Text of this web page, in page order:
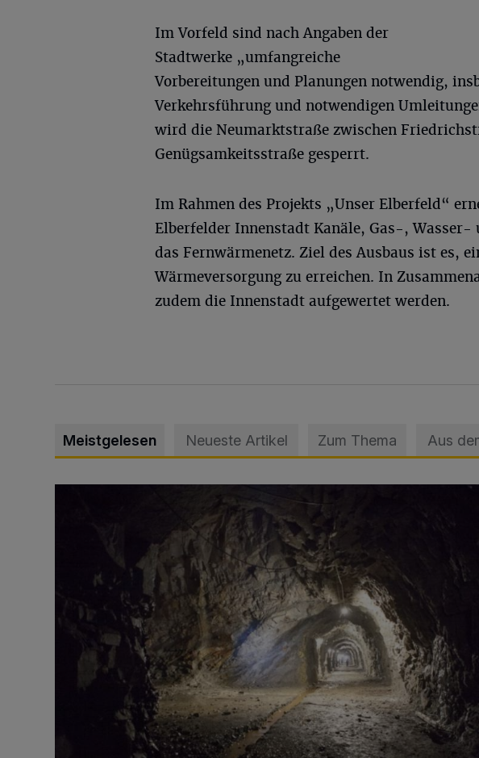
Im Vorfeld sind nach Angaben der
Stadtwerke „umfangreiche
Vorbereitungen und Planungen notwendig,
Verkehrsführung und notwendigen
wird die Neumarktstraße zwischen
Genügsamkeitsstraße gesperrt.
Im Rahmen des Projekts „Unser Elberfeld“
Elberfelder Innenstadt Kanäle, Gas-, Wasser-
das Fernwärmenetz. Ziel des Ausbaus ist es,
Wärmeversorgung zu erreichen. In
zudem die Innenstadt aufgewertet werden.
Meistgelesen Neueste Artikel Zum Thema Aus